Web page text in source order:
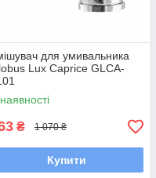
для умивальника
Lux Caprice GLCA-
₴ 1 070 ₴
Купити